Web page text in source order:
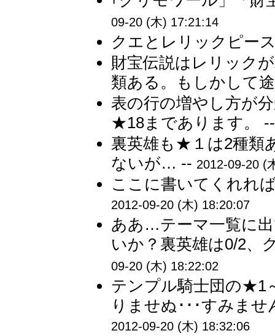
09-20 (木) 17:21:14
クエとレリックピー
財宝伝説はレリック
類ある。もしかして
表の行の増やし方が
★18まであります。
裏英雄も★１は2種類
ないが… -- 2012-09-20 (
ここに書いてくれれ
2012-09-20 (木) 18:20:07
ああ…テーマ一覧に
いか？裏英雄は0/2、
09-20 (木) 18:22:02
テンプル騎士団の★1
りませぬ･･･すみま
2012-09-20 (木) 18:32:06